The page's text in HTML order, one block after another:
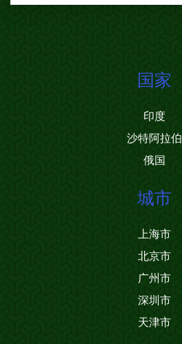
国家
印度
沙特阿拉伯
俄国
城市
上海市
北京市
广州市
深圳市
天津市